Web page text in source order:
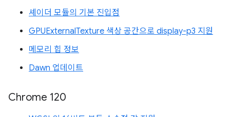
셰이더 모듈의 기본 진입점
GPUExternalTexture 색상 공간으로 display-p3 지원
메모리 힙 정보
Dawn 업데이트
Chrome 120